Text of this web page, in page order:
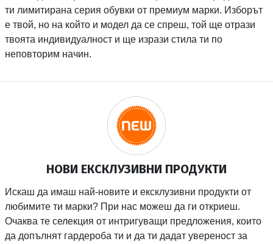
ти лимитирана серия обувки от премиум марки. Изборът
е твой, но на който и модел да се спреш, той ще отрази
твоята индивидуалност и ще изрази стила ти по
неповторим начин.
НОВИ ЕКСКЛУЗИВНИ ПРОДУКТИ
Искаш да имаш най-новите и ексклузивни продукти от
любимите ти марки? При нас можеш да ги откриеш.
Очаква те селекция от интригуващи предложения, които
да допълнят гардероба ти и да ти дадат увереност за